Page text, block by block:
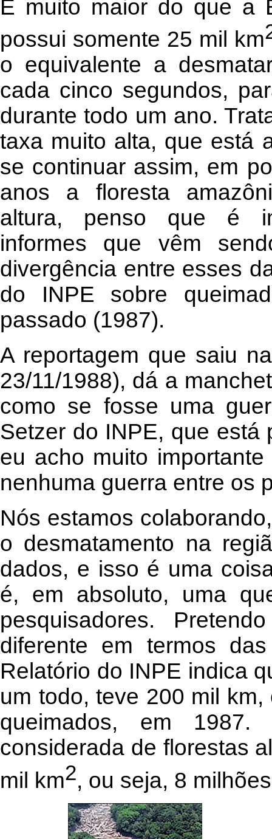
É muito maior do que a
possui somente 25 mil km
o equivalente a
cada cinco segundos,
durante todo um ano.
taxa muito alta, que está
se continuar assim, em
anos a floresta
altura, penso que é
informes que vêm
divergência entre esses
do INPE sobre
passado (1987).
A reportagem que saiu
23/11/1988), dá a
como se fosse uma
Setzer do INPE, que está
eu acho muito
nenhuma guerra entre os
Nós estamos
o desmatamento na
dados, e isso é uma
é, em absoluto, uma
pesquisadores.
diferente em termos
Relatório do INPE indica
um todo, teve 200 mil
queimados, em
considerada de florestas
mil km2, ou seja, 8